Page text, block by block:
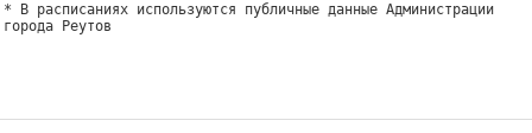
* В расписаниях используются публичные данные Администрации
города Реутов